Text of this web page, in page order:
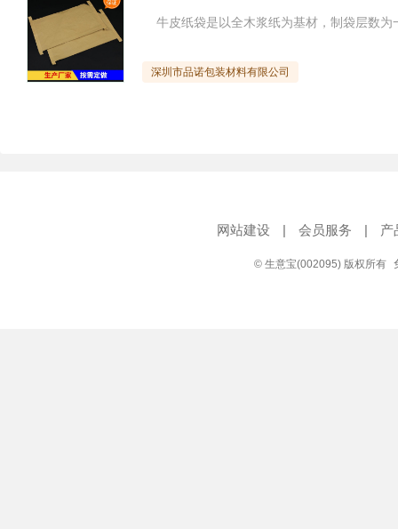
深圳市品诺包装材料有限公司
网站建设 | 会员服务 | 产
© 生意宝(002095) 版权所有